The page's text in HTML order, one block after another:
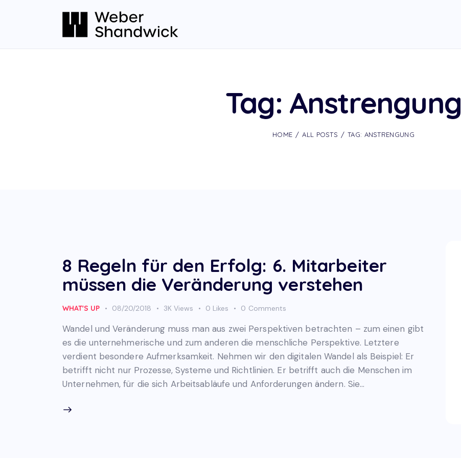
Tag: Anstrengung
HOME ALL POSTS TAG: ANSTRENGUNG
8 Regeln für den Erfolg: 6. Mitarbeiter
müssen die Veränderung verstehen
WHAT'S UP 08/20/2018 3K Views 0 Likes 0 Comments
Wandel und Veränderung muss man aus zwei Perspektiven betrachten – zum einen gibt
es die unternehmerische und zum anderen die menschliche Perspektive. Letztere
verdient besondere Aufmerksamkeit. Nehmen wir den digitalen Wandel als Beispiel: Er
betrifft nicht nur Prozesse, Systeme und Richtlinien. Er betrifft auch die Menschen im
Unternehmen, für die sich Arbeitsabläufe und Anforderungen ändern. Sie…